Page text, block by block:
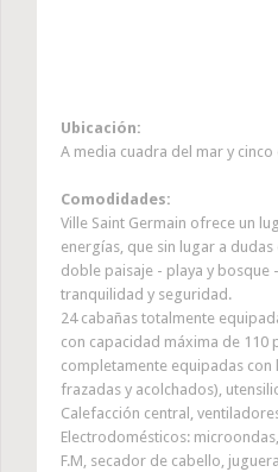
Ubicación:
A media cuadra del mar y
Comodidades:
Ville Saint Germain ofrece un
energías, que sin lugar a
doble paisaje - playa y bosque
tranquilidad y seguridad.
24 cabañas totalmente
con capacidad máxima de 110
completamente equipadas con
frazadas y acolchados),
Calefacción central,
Electrodomésticos:
F.M, secador de cabello,